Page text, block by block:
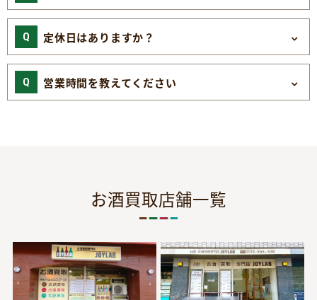
定休日はありますか？
営業時間を教えてください
お酒買取店舗一覧